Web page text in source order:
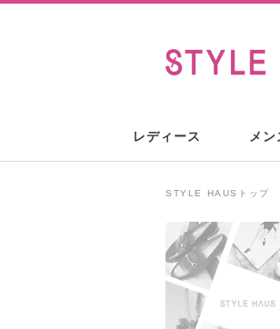
レディース メン
STYLE HAUSトップ